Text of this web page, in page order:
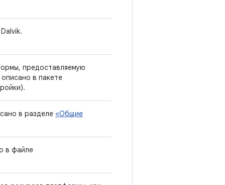
предоставляемую
в пакете
в разделе «Общие
в файле